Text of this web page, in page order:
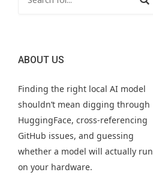
ABOUT US
Finding the right local AI model
shouldn’t mean digging through
HuggingFace, cross-referencing
GitHub issues, and guessing
whether a model will actually run
on your hardware.